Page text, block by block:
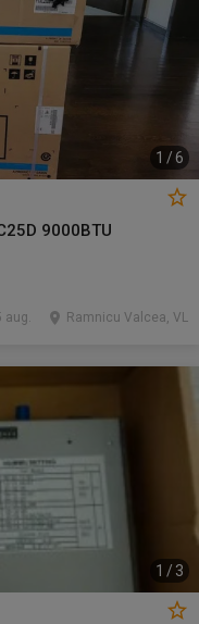
1 /6
9000BTU
Ramnicu Valcea, VL
aug.
1 / 3